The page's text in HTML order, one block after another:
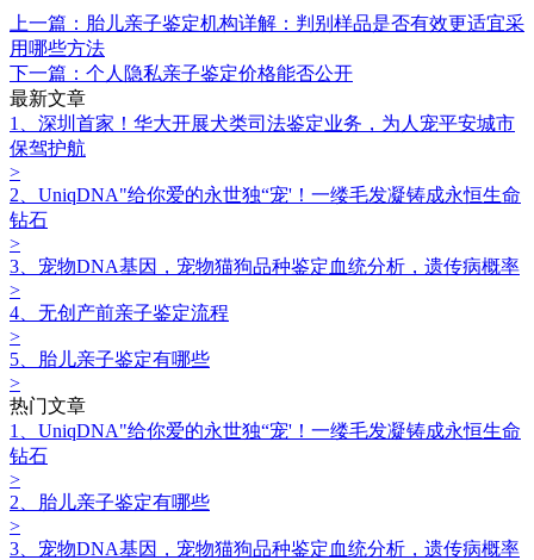
上一篇：胎儿亲子鉴定机构详解：判别样品是否有效更适宜采
用哪些方法
下一篇：个人隐私亲子鉴定价格能否公开
最新文章
1、深圳首家！华大开展犬类司法鉴定业务，为人宠平安城市
保驾护航
>
2、UniqDNA"给你爱的永世独“宠'！一缕毛发凝铸成永恒生命
钻石
>
3、宠物DNA基因，宠物猫狗品种鉴定血统分析，遗传病概率
>
4、无创产前亲子鉴定流程
>
5、胎儿亲子鉴定有哪些
>
热门文章
1、UniqDNA"给你爱的永世独“宠'！一缕毛发凝铸成永恒生命
钻石
>
2、胎儿亲子鉴定有哪些
>
3、宠物DNA基因，宠物猫狗品种鉴定血统分析，遗传病概率